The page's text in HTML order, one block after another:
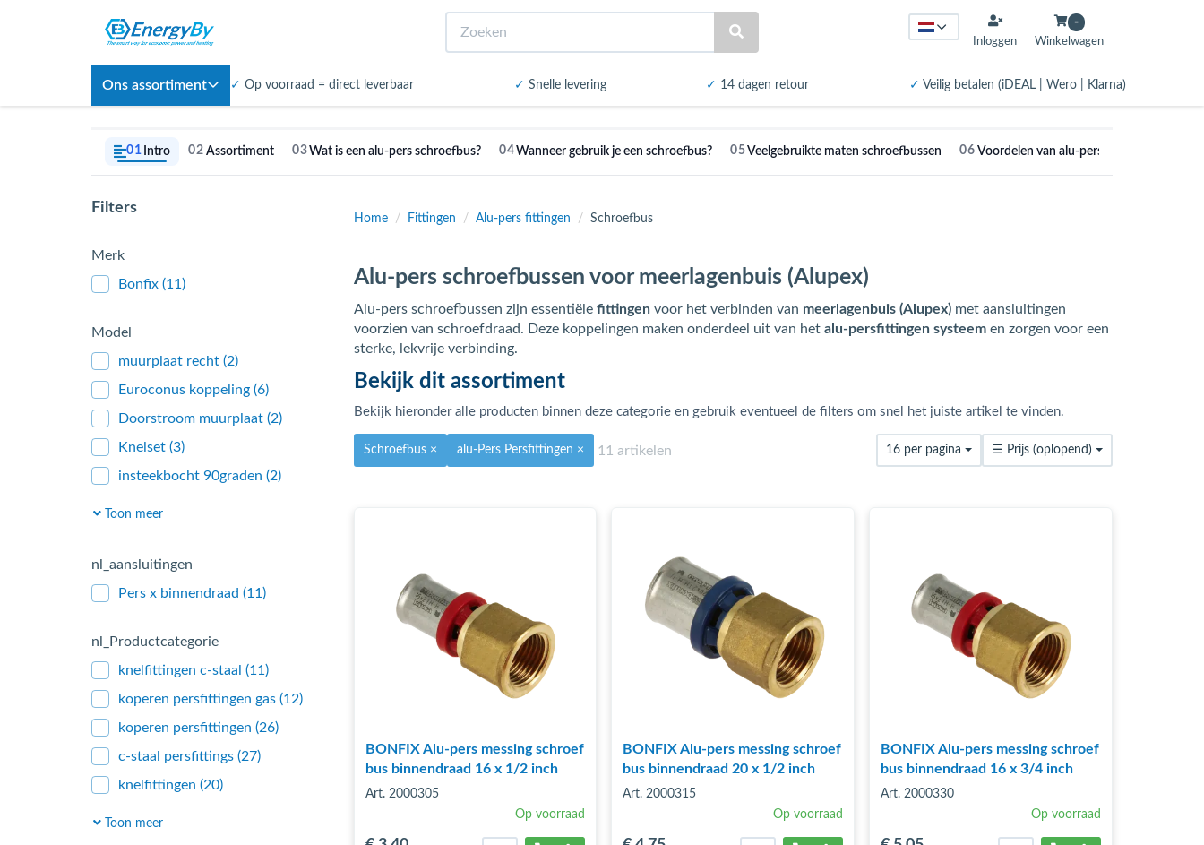
Inloggen
-
Winkelwagen
Ons assortiment ✓ Op voorraad = direct leverbaar ✓ Snelle levering ✓ 14 dagen retour ✓ Veilig betalen (iDEAL | Wero | Klarna)
01 Intro 02 Assortiment 03Wat is een alu-pers schroefbus? 04Wanneer gebruik je een schroefbus? 05Veelgebruikte maten schroefbussen 06 Voordelen van alu-pers schroefbussen
Filters
Merk
Bonfix (11)
Model
muurplaat recht (2)
Euroconus koppeling (6)
Doorstroom muurplaat (2)
Knelset (3)
insteekbocht 90graden (2)
Bocht naar buitendraad
Verloop bocht naar knel
Verloop naar knel
verloopknie(1)
Bocht 45graden(2)
insteekkoppeling(5)
Wartelkoppeling(6)
Verloop(14)
T-stuk verlopend
Toon meer
nl_aansluitingen
Pers x binnendraad (11)
nl_Productcategorie
knelfittingen c-staal (11)
koperen persfittingen gas (12)
koperen persfittingen (26)
c-staal persfittings (27)
knelfittingen (20)
Toon meer
Home / Fittingen / Alu-pers fittingen / Schroefbus
Alu-pers schroefbussen voor meerlagenbuis (Alupex)
Alu-pers schroefbussen zijn essentiële fittingenvoor het verbinden van meerlagenbuis (Alupex)met aansluitingen
voorzien van schroefdraad. Deze koppelingen maken onderdeel uit van het alu-persfittingen systeemen zorgen voor een
sterke, lekvrije verbinding.
Bekijk dit assortiment
Bekijk hieronder alle producten binnen deze categorie en gebruik eventueel de filters om snel het juiste artikel te vinden.
Schroefbus × alu-Pers Persfittingen × 11 artikelen 16 per pagina ☰ Prijs (oplopend)
BONFIX Alu-pers messing schroef
bus binnendraad 16 x 1/2 inch
Art. 2000305
Op voorraad
BONFIX Alu-pers messing schroef
bus binnendraad 20 x 1/2 inch
Art. 2000315
Op voorraad
BONFIX Alu-pers messing schroef
bus binnendraad 16 x 3/4 inch
Art. 2000330
Op voorraad